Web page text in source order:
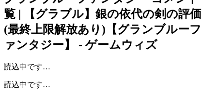
覧 | 【グラブル】銀の依代の剣の評価
(最終上限解放あり)【グランブルーフ
ァンタジー】 - ゲームウィズ
読込中です…
読込中です…